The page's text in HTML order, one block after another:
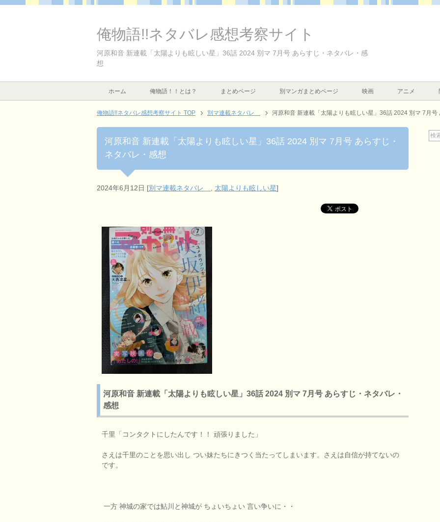
俺物語!!ネタバレ感想考察サイト
河原和音 新連載「太陽よりも眩しい星」36話 2024 別マ 7月号 あらすじ・ネタバレ・感
想
ホーム 俺物語！！とは？ まとめページ 別マンガまとめページ 映画 アニメ
俺物語!!ネタバレ感想考察サイト TOP 別マ連載ネタバレ 河原和音 新連載「太陽よりも眩しい星」36話 2024 別マ 7月号
河原和音 新連載「太陽よりも眩しい星」36話 2024 別マ 7月号 あらすじ・
ネタバレ・感想
2024年6月12日 [別マ連載ネタバレ 太陽よりも眩しい星]
河原和音 新連載「太陽よりも眩しい星」36話 2024 別マ 7月号 あらすじ・ネタバレ・
感想
千里「コンタクトにしたんです！！ 頑張りました」
さえは千里のことを思い出し つい妹たちにきつく当たってしまいます。さえは自信が持てないの
です。
一方 神城の家では鮎川と神城が ちょいちょい 言い争いに・・